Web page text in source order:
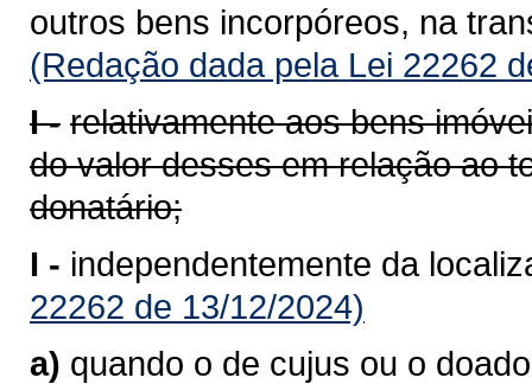
outros bens incorpóreos, na
(Redação dada pela Lei 22262
I - relativamente aos bens
do valor desses em relação ao
donatário;
I - independentemente da
22262 de 13/12/2024)
a) quando o de cujus ou o